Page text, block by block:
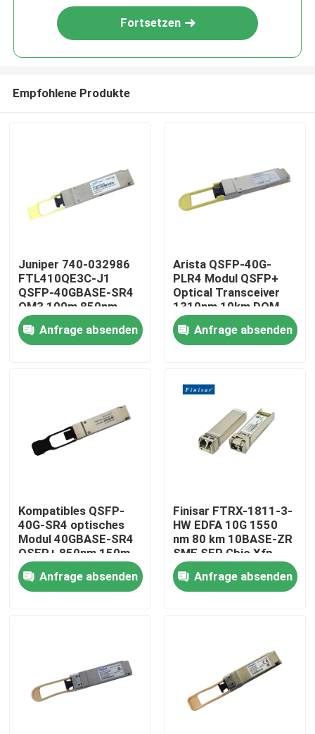
Haus
Fabrik-Ausflug
Qualitätskontrolle
Treten Sie mit uns in Verbindung
Nachrichten
400G/800G optisches Modul
Fortsetzen
Empfohlene Produkte
Juniper 740-032986
FTL410QE3C-J1
QSFP-40GBASE-SR4
OM3 100m 850nm
Finisar
Glasfaserausstattung
Anfrage absenden
Arista QSFP-40G-
PLR4 Modul QSFP+
Optical Transceiver
1310nm 10km DOM
MTP/MPO-12 SMF
Anfrage absenden
Kompatibles QSFP-
40G-SR4 optisches
Modul 40GBASE-SR4
QSFP+ 850nm 150m
MTP/MPO-
Transceiver
Anfrage absenden
Finisar FTRX-1811-3-
HW EDFA 10G 1550
nm 80 km 10BASE-ZR
SMF SFP Gbic Xfp
Qsfp
Anfrage absenden